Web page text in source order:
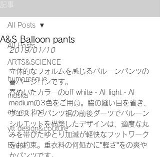
記事
All Posts
ARTS&SCIENCE
humoresque
muska
eleven 2nd
ytt design&couture
Event
All Posts
A&S Balloon pants
2019/01/10
立体的なフォルムを感じるバルーンパンツの
春バージョンです。
春めいたカラーのoff white・AI light・AI
mediumの3色をご用意。脇の縫い目を省き、
ウエストとパンツ裾の前後ダーツでバルーン
シルエットを構築したデザインは、適度な丸
みを帯びたゆとり加減が軽快なフットワーク
をお約束。重衣料の何処かに”軽さ”をの爽や
かパンツです。